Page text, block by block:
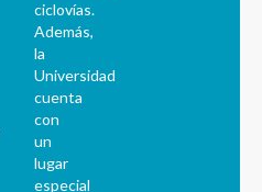
ciclovías.
Además,
la
Universidad
cuenta
con
un
lugar
especial